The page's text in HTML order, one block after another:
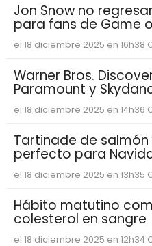
Jon Snow no
para fans de Game
el 18 diciembre 2025 en 16h38
Warner Bros.
Paramount y
el 18 diciembre 2025 en 14h36
Tartinade de
perfecto para
el 18 diciembre 2025 en 13h35
Hábito matutino
colesterol en sangre
el 18 diciembre 2025 en 12h34